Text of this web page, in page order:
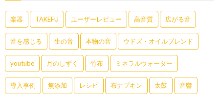
楽器 TAKEFU ユーザーレビュー 高音質 広がる音
音を感じる 生の音 本物の音 ウドズ・オイルブレンド
youtube 月のしずく 竹布 ミネラルウォーター
導入事例 無添加 レシピ 布ナプキン 太鼓 音響